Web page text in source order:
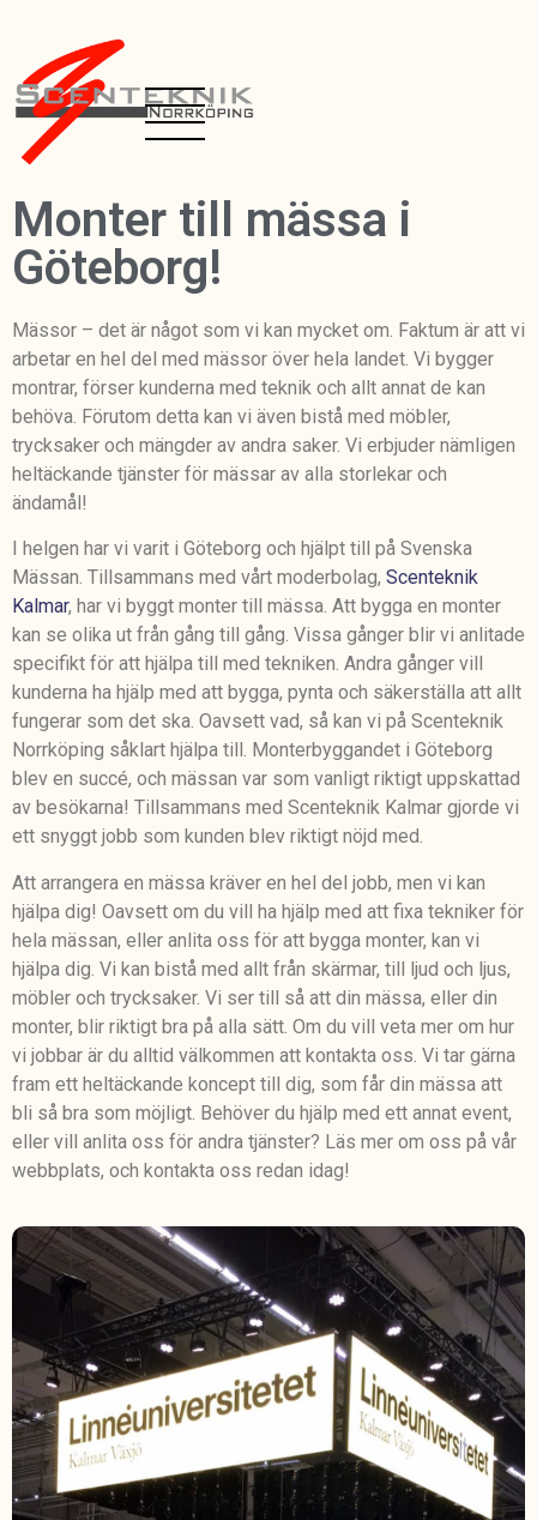
Monter till mässa i
Göteborg!
Mässor – det är något som vi kan mycket om. Faktum är att vi
arbetar en hel del med mässor över hela landet. Vi bygger
montrar, förser kunderna med teknik och allt annat de kan
behöva. Förutom detta kan vi även bistå med möbler,
trycksaker och mängder av andra saker. Vi erbjuder nämligen
heltäckande tjänster för mässar av alla storlekar och
ändamål!
I helgen har vi varit i Göteborg och hjälpt till på Svenska
Mässan. Tillsammans med vårt moderbolag, Scenteknik
Kalmar, har vi byggt monter till mässa. Att bygga en monter
kan se olika ut från gång till gång. Vissa gånger blir vi anlitade
specifikt för att hjälpa till med tekniken. Andra gånger vill
kunderna ha hjälp med att bygga, pynta och säkerställa att allt
fungerar som det ska. Oavsett vad, så kan vi på Scenteknik
Norrköping såklart hjälpa till. Monterbyggandet i Göteborg
blev en succé, och mässan var som vanligt riktigt uppskattad
av besökarna! Tillsammans med Scenteknik Kalmar gjorde vi
ett snyggt jobb som kunden blev riktigt nöjd med.
Att arrangera en mässa kräver en hel del jobb, men vi kan
hjälpa dig! Oavsett om du vill ha hjälp med att fixa tekniker för
hela mässan, eller anlita oss för att bygga monter, kan vi
hjälpa dig. Vi kan bistå med allt från skärmar, till ljud och ljus,
möbler och trycksaker. Vi ser till så att din mässa, eller din
monter, blir riktigt bra på alla sätt. Om du vill veta mer om hur
vi jobbar är du alltid välkommen att kontakta oss. Vi tar gärna
fram ett heltäckande koncept till dig, som får din mässa att
bli så bra som möjligt. Behöver du hjälp med ett annat event,
eller vill anlita oss för andra tjänster? Läs mer om oss på vår
webbplats, och kontakta oss redan idag!